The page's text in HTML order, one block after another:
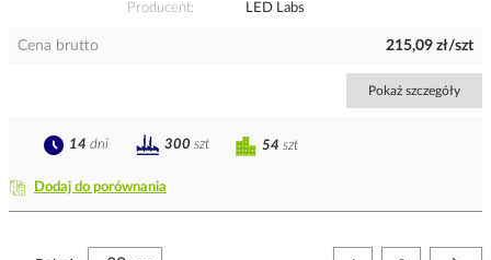
Producent
LED Labs
Cena brutto 215,09 zł/szt
Pokaż szczegóły
Dodaj do porównania
54 szt
14 dni 300 szt